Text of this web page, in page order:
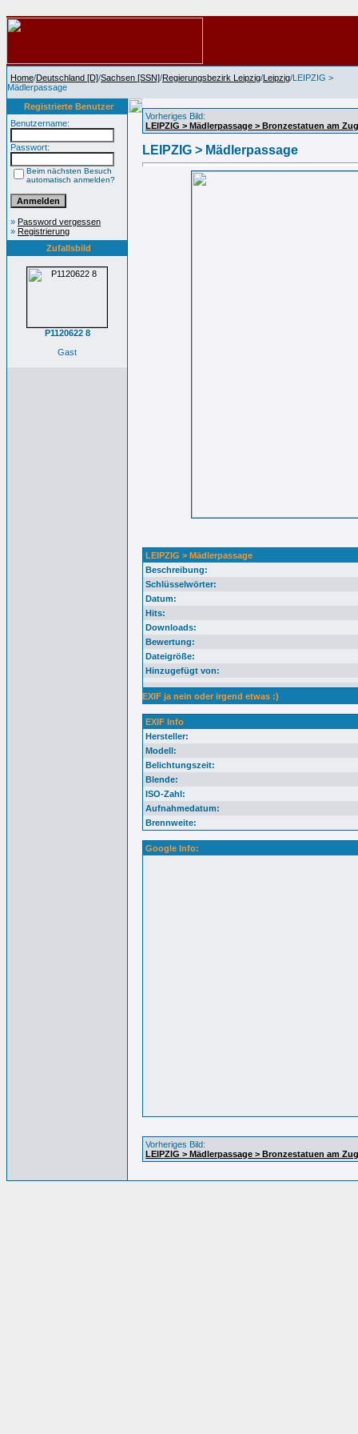
Home/Deutschland [D]/Sachsen [SSN]/Regierungsbezirk Leipzig/Leipzig/LEIPZIG >
Mädlerpassage
Registrierte Benutzer
Benutzername:
Passwort:
Beim nächsten Besuch
automatisch anmelden?
» Password vergessen
» Registrierung
Zufallsbild
P1120622 8
Gast
Vorheriges Bild:
LEIPZIG > Mädlerpassage > Bronzestatuen am
LEIPZIG > Mädlerpassage
LEIPZIG > Mädlerpassage
Beschreibung:
Schlüsselwörter:
Datum:
Hits:
Downloads:
Bewertung:
Dateigröße:
Hinzugefügt von:
EXIF ja nein oder irgend etwas :)
EXIF Info
Hersteller:
Modell:
Belichtungszeit:
Blende:
ISO-Zahl:
Aufnahmedatum:
Brennweite:
Google Info:
Vorheriges Bild:
LEIPZIG > Mädlerpassage > Bronzestatuen am